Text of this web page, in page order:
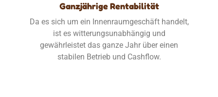
Ganzjährige Rentabilität
Da es sich um ein Innenraumgeschäft handelt,
ist es witterungsunabhängig und
gewährleistet das ganze Jahr über einen
stabilen Betrieb und Cashflow.